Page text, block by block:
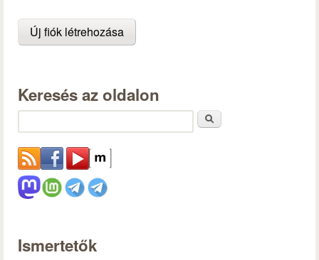
Keresés az oldalon
Ismertetők